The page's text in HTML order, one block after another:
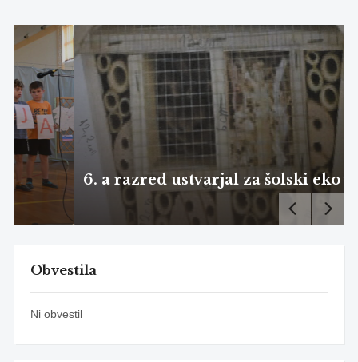
6. a razred ustvarjal za šolski eko vrt
Obvestila
Ni obvestil